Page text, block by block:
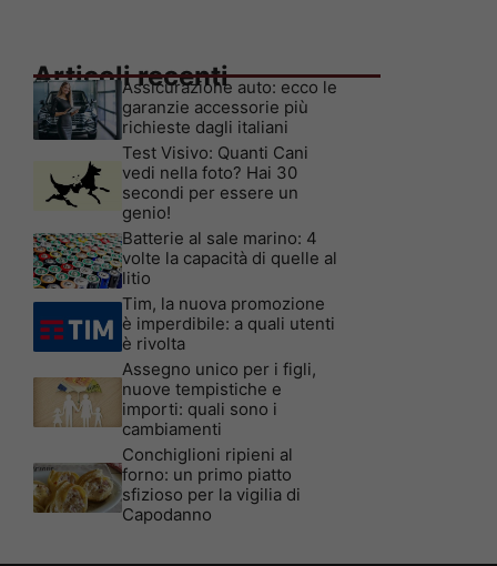
Articoli recenti
Assicurazione auto: ecco le
garanzie accessorie più
richieste dagli italiani
Test Visivo: Quanti Cani
vedi nella foto? Hai 30
secondi per essere un
genio!
Batterie al sale marino: 4
volte la capacità di quelle al
litio
Tim, la nuova promozione
è imperdibile: a quali utenti
è rivolta
Assegno unico per i figli,
nuove tempistiche e
importi: quali sono i
cambiamenti
Conchiglioni ripieni al
forno: un primo piatto
sfizioso per la vigilia di
Capodanno